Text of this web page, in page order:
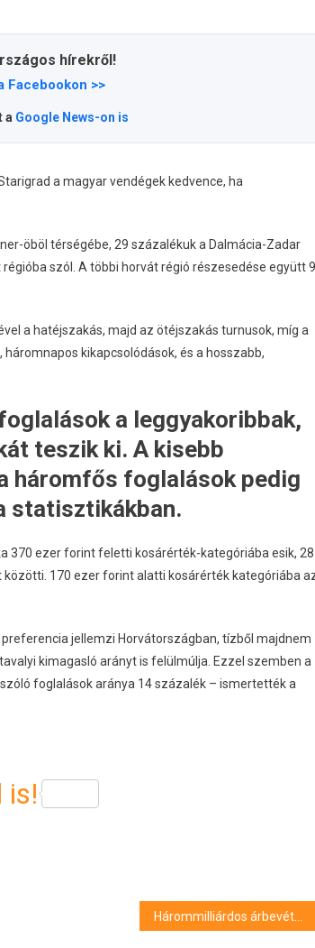
hírekről!
Facebookon >>
a Google News-on is
a magyar vendégek kedvence, ha
öböl térségébe, 29 százalékuk a Dalmácia-Zadar
szól. A többi horvát régió részesedése együtt 9
a hatéjszakás, majd az ötéjszakás turnusok, míg a
kikapcsolódások, és a hosszabb,
a leggyakoribbak,
teszik ki. A kisebb
háromfős foglalások pedig
statisztikákban.
370 ezer forint feletti kosárérték-kategóriába esik, 28
170 ezer forint alatti kosárérték kategóriába
jellemzi Horvátországban, tízből majdnem
kimagasló arányt is felülmúlja. Ezzel szemben a
foglalások aránya 14 százalék – ismertették a
is!